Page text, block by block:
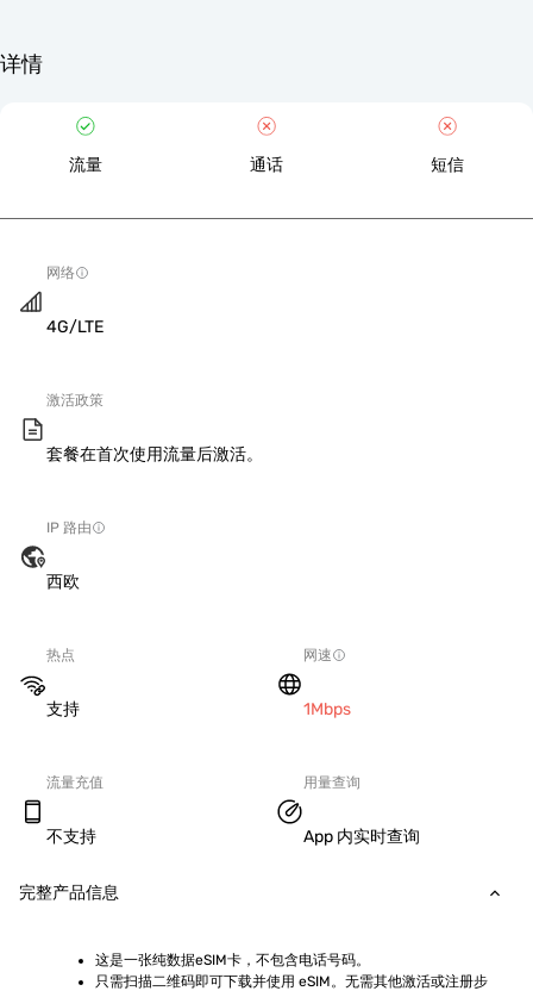
详情
流量 通话 短信
网络
4G/LTE
激活政策
套餐在首次使用流量后激活。
IP 路由
西欧
热点
支持
网速
1Mbps
流量充值
不支持
用量查询
App 内实时查询
完整产品信息
这是一张纯数据eSIM卡，不包含电话号码。
只需扫描二维码即可下载并使用 eSIM。无需其他激活或注册步